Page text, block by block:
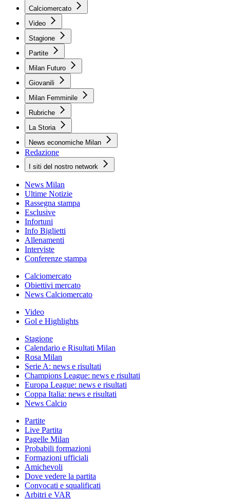
Calciomercato
Video
Stagione
Partite
Milan Futuro
Giovanili
Milan Femminile
Rubriche
La Storia
News economiche Milan
Redazione
I siti del nostro network
News Milan
Ultime Notizie
Rassegna stampa
Esclusive
Infortuni
Info Biglietti
Allenamenti
Interviste
Conferenze stampa
Calciomercato
Obiettivi mercato
News Calciomercato
Video
Gol e Highlights
Stagione
Calendario e Risultati Milan
Rosa Milan
Serie A: news e risultati
Champions League: news e risultati
Europa League: news e risultati
Coppa Italia: news e risultati
News Calcio
Partite
Live Partita
Pagelle Milan
Probabili formazioni
Formazioni ufficiali
Amichevoli
Dove vedere la partita
Convocati e squalificati
Arbitri e VAR